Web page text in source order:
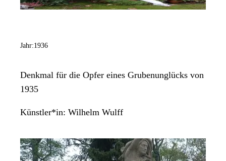
Jahr:1936
Denkmal für die Opfer eines Grubenunglücks von
1935
Künstler*in: Wilhelm Wulff